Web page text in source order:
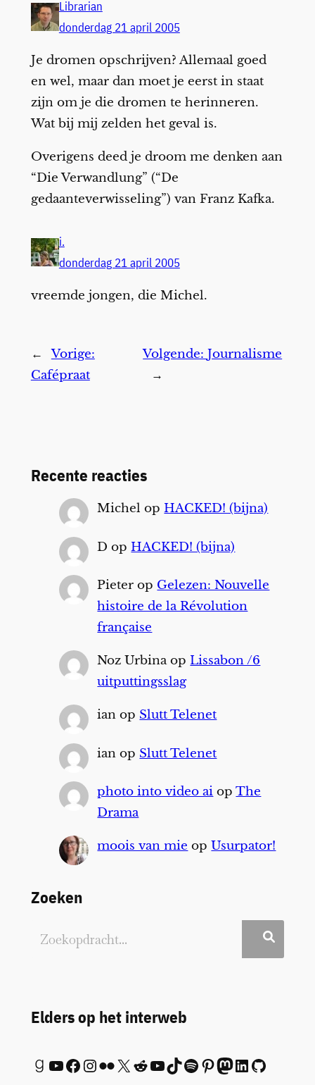
Librarian
donderdag 21 april 2005
Je dromen opschrijven? Allemaal goed
en wel, maar dan moet je eerst in staat
zijn om je die dromen te herinneren.
Wat bij mij zelden het geval is.
Overigens deed je droom me denken aan
“Die Verwandlung” (“De
gedaanteverwisseling”) van Franz Kafka.
i.
donderdag 21 april 2005
vreemde jongen, die Michel.
←
Vorige:
Cafépraat
Volgende:Journalisme
→
Recente reacties
Michel opHACKED! (bijna)
D opHACKED! (bijna)
Pieter op Gelezen: Nouvelle
histoire de la Révolution
française
Noz UrbinaopLissabon /6
uitputtingsslag
ian op Slutt Telenet
ian op Slutt Telenet
photo into video ai opThe
Drama
moois van mie opUsurpator!
Zoeken
Elders op het interweb
Goodreads YouTube Facebook InstagramFlickr X Reddit YouTube TikTok Spotify Pinterest Mastodon LinkedIn GitHub